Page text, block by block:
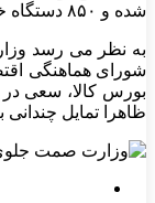
شده و ۸۵۰ دستگاه خودروی عرضه شده در بورس کالا است.
به نظر می رسد
بورس کالا، سعی در
ظاهرا تمایل